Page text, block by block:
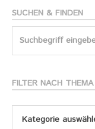
SUCHEN & FINDEN
Search
FILTER NACH THEMA
Filter